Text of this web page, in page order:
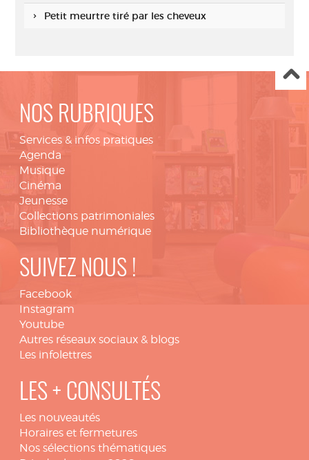
Petit meurtre tiré par les cheveux
NOS RUBRIQUES
Services & infos pratiques
Agenda
Musique
Cinéma
Jeunesse
Collections patrimoniales
Bibliothèque numérique
SUIVEZ NOUS !
Facebook
Instagram
Youtube
Autres réseaux sociaux & blogs
Les infolettres
LES + CONSULTÉS
Les nouveautés
Horaires et fermetures
Nos sélections thématiques